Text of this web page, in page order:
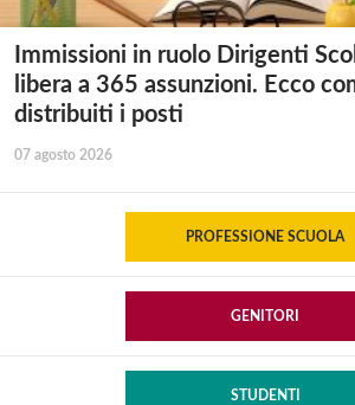
Immissioni in ruolo Dirigenti
libera a 365 assunzioni. Ecco
distribuiti i posti
07 agosto 2026
PROFESSIONE SCUOLA
GENITORI
STUDENTI